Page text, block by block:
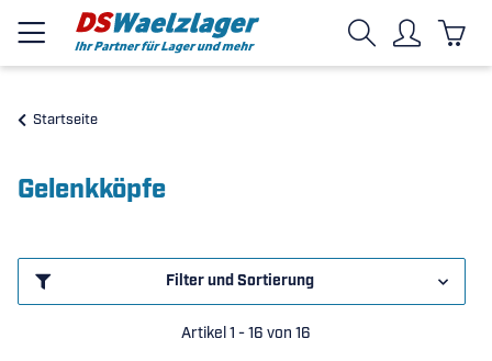
Startseite
Gelenkköpfe
Filter und Sortierung
Artikel 1 - 16 von 16